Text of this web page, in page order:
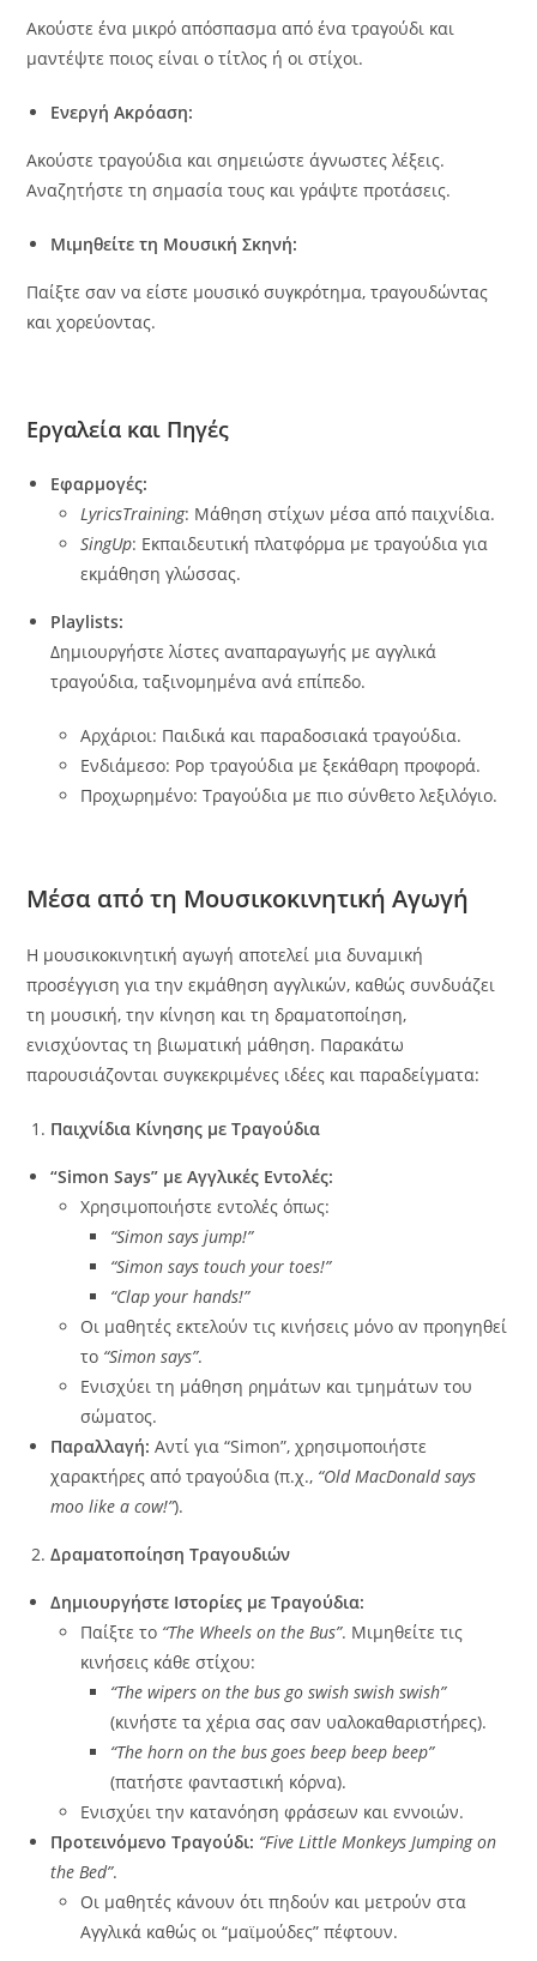
Ακούστε ένα μικρό απόσπασμα από ένα τραγούδι και
μαντέψτε ποιος είναι ο τίτλος ή οι στίχοι.
Ενεργή Ακρόαση:
Ακούστε τραγούδια και σημειώστε άγνωστες λέξεις.
Αναζητήστε τη σημασία τους και γράψτε προτάσεις.
Μιμηθείτε τη Μουσική Σκηνή:
Παίξτε σαν να είστε μουσικό συγκρότημα, τραγουδώντας
και χορεύοντας.
Εργαλεία και Πηγές
Εφαρμογές:
LyricsTraining: Μάθηση στίχων μέσα από παιχνίδια.
SingUp: Εκπαιδευτική πλατφόρμα με τραγούδια για
εκμάθηση γλώσσας.
Playlists:
Δημιουργήστε λίστες αναπαραγωγής με αγγλικά
τραγούδια, ταξινομημένα ανά επίπεδο.
Αρχάριοι: Παιδικά και παραδοσιακά τραγούδια.
Ενδιάμεσο: Pop τραγούδια με ξεκάθαρη προφορά.
Προχωρημένο: Τραγούδια με πιο σύνθετο λεξιλόγιο.
Μέσα από τη Μουσικοκινητική Αγωγή
Η μουσικοκινητική αγωγή αποτελεί μια δυναμική
προσέγγιση για την εκμάθηση αγγλικών, καθώς συνδυάζει
τη μουσική, την κίνηση και τη δραματοποίηση,
ενισχύοντας τη βιωματική μάθηση. Παρακάτω
παρουσιάζονται συγκεκριμένες ιδέες και παραδείγματα:
Παιχνίδια Κίνησης με Τραγούδια
“Simon Says” με Αγγλικές Εντολές:
Χρησιμοποιήστε εντολές όπως:
“Simon says jump!”
“Simon says touch your toes!”
“Clap your hands!”
Οι μαθητές εκτελούν τις κινήσεις μόνο αν προηγηθεί
το “Simon says”.
Ενισχύει τη μάθηση ρημάτων και τμημάτων του
σώματος.
Παραλλαγή: Αντί για “Simon”, χρησιμοποιήστε
χαρακτήρες από τραγούδια (π.χ., “Old MacDonald says
moo like a cow!”).
Δραματοποίηση Τραγουδιών
Δημιουργήστε Ιστορίες με Τραγούδια:
Παίξτε το “The Wheels on the Bus”. Μιμηθείτε τις
κινήσεις κάθε στίχου:
“The wipers on the bus go swish swish swish”
(κινήστε τα χέρια σας σαν υαλοκαθαριστήρες).
“The horn on the bus goes beep beep beep”
(πατήστε φανταστική κόρνα).
Ενισχύει την κατανόηση φράσεων και εννοιών.
Προτεινόμενο Τραγούδι: “Five Little Monkeys Jumping on
the Bed”.
Οι μαθητές κάνουν ότι πηδούν και μετρούν στα
Αγγλικά καθώς οι “μαϊμούδες” πέφτουν.